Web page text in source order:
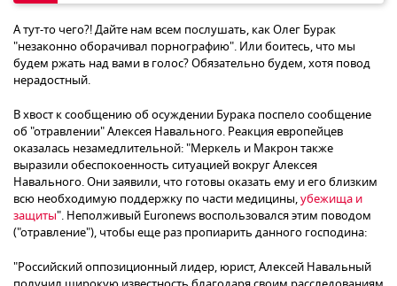
А тут-то чего?! Дайте нам всем послушать, как Олег Бурак
"незаконно оборачивал порнографию". Или боитесь, что мы
будем ржать над вами в голос? Обязательно будем, хотя повод
нерадостный.
В хвост к сообщению об осуждении Бурака поспело сообщение
об "отравлении" Алексея Навального. Реакция европейцев
оказалась незамедлительной: "Меркель и Макрон также
выразили обеспокоенность ситуацией вокруг Алексея
Навального. Они заявили, что готовы оказать ему и его близким
всю необходимую поддержку по части медицины,убежища и
защиты". Неполживый Euronews воспользовался этим поводом
("отравление"), чтобы еще раз пропиарить данного господина:
"Российский оппозиционный лидер, юрист, Алексей Навальный